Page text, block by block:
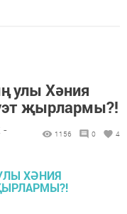
улы Хәния
җырлармы?!
-
1156 0 4